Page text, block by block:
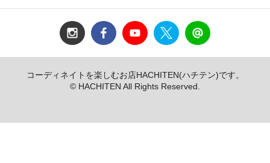
コーディネイトを楽しむお店HACHITEN(ハチテン)です。
© HACHITEN All Rights Reserved.